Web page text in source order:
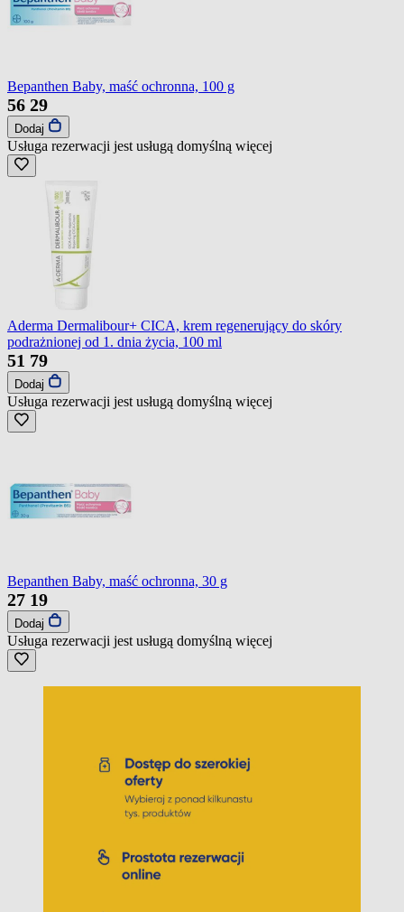
Bepanthen Baby, maść ochronna, 100 g
56 29
Dodaj
Usługa rezerwacji jest usługą domyślną więcej
Aderma Dermalibour+ CICA, krem regenerujący do skóry
podrażnionej od 1. dnia życia, 100 ml
51 79
Dodaj
Usługa rezerwacji jest usługą domyślną więcej
Bepanthen Baby, maść ochronna, 30 g
27 19
Dodaj
Usługa rezerwacji jest usługą domyślną więcej